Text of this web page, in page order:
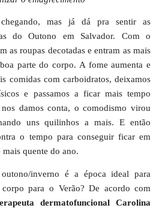
mas já dá pra sentir as
do Outono em Salvador. Com o
as roupas decotadas e entram as mais
parte do corpo. A fome aumenta e
comidas com carboidratos, deixamos
e passamos a ficar mais tempo
damos conta, o comodismo virou
uns quilinhos a mais. E então
o tempo para conseguir ficar em
quente do ano.
inverno é a época ideal para
para o Verão? De acordo com
dermatofuncional Carolina